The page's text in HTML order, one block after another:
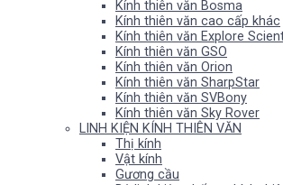
Kính thiên văn Bosma
Kính thiên văn cao cấp khác
Kính thiên văn Explore
Kính thiên văn GSO
Kính thiên văn Orion
Kính thiên văn SharpStar
Kính thiên văn SVBony
Kính thiên văn Sky Rover
LINH KIỆN KÍNH THIÊN VĂN
Thị kính
Vật kính
Gương cầu